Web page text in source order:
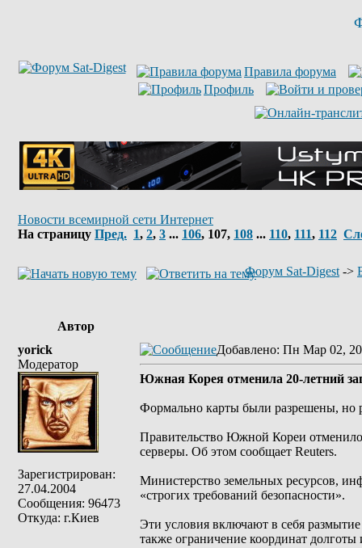
Правила форума
Профиль
Новости всемирной сети Интернет
На страницу Пред. 1, 2, 3 ... 106, 107, 108 ... 110, 111, 112
Форум Sat-Digest ->
Автор
yorick
Модератор
Зарегистрирован:
27.04.2004
Сообщения: 96473
Откуда: г.Киев
Добавлено: Пн Мар 02,
Южная Корея отменила 20-летний
Формально карты были разрешены, но
Правительство Южной Кореи
серверы. Об этом сообщает Reuters.
Министерство земельных ресурсов,
«строгих требований безопасности».
Эти условия включают в себя
также ограничение координат